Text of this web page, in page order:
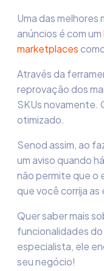
Uma das melhores
anúncios é com um
marketplaces
Através da
reprovação dos
SKUs novamente.
otimizado.
Senod assim, ao
um aviso quando
não permite que o
que você corrija as
Quer saber mais
funcionalidades do
especialista, ele
seu negócio!